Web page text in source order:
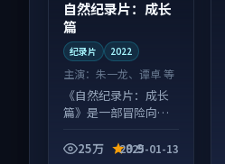
自然纪录片：成长
篇
纪录片 2022
主演： 朱一龙、谭卓 等
《自然纪录片：成长
篇》是一部冒险向纪
在线，配乐与镜头配
25万 9.9
2025-01-13